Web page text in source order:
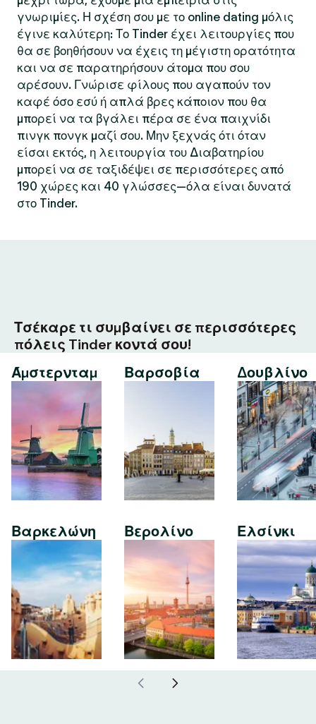
γνωριμίες. Η σχέση σου με το online dating μόλις
έγινε καλύτερη: Το Tinder έχει λειτουργίες που
θα σε βοηθήσουν να έχεις τη μέγιστη ορατότητα
και να σε παρατηρήσουν άτομα που σου
αρέσουν. Γνώρισε φίλους που αγαπούν τον
καφέ όσο εσύ ή απλά βρες κάποιον που θα
μπορεί να τα βγάλει πέρα σε ένα παιχνίδι
πινγκ πονγκ μαζί σου. Μην ξεχνάς ότι όταν
είσαι εκτός, η λειτουργία του Διαβατηρίου
μπορεί να σε ταξιδέψει σε περισσότερες από
190 χώρες και 40 γλώσσες—όλα είναι δυνατά
στο Tinder.
Τσέκαρε τι συμβαίνει σε περισσότερες
πόλεις Tinder κοντά σου!
Άμστερνταμ
Βαρκελώνη
Βαρσοβία
Βερολίνο
Δουβλίνο
Ελσίνκι